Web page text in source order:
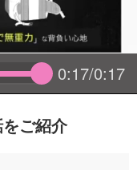
0:17/0:17
ご紹介